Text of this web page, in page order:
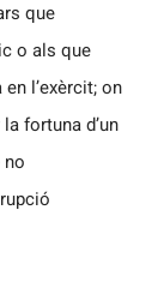
que
o als que
l’exèrcit; on
fortuna d’un
no